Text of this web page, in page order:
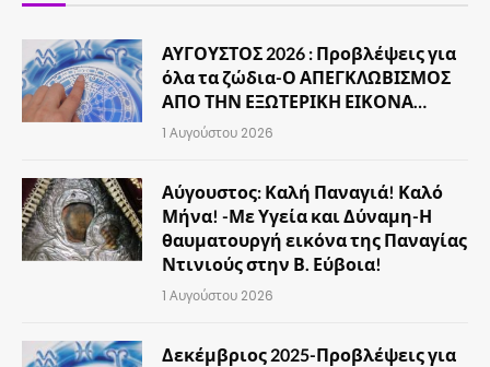
ΑΥΓΟΥΣΤΟΣ 2026 : Προβλέψεις για
όλα τα ζώδια-Ο ΑΠΕΓΚΛΩΒΙΣΜΟΣ
ΑΠΟ ΤΗΝ ΕΞΩΤΕΡΙΚΗ ΕΙΚΟΝΑ…
1 Αυγούστου 2026
Αύγουστος: Καλή Παναγιά! Καλό
Μήνα! -Με Υγεία και Δύναμη-Η
θαυματουργή εικόνα της Παναγίας
Ντινιούς στην Β. Εύβοια!
1 Αυγούστου 2026
Δεκέμβριος 2025-Προβλέψεις για